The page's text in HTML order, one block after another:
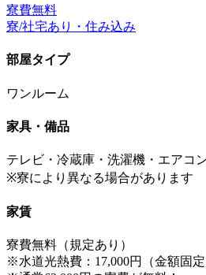
寮費無料
寮/社宅あり・住み込み
部屋タイプ
ワンルーム
家具・備品
テレビ・冷蔵庫・洗濯機・エアコ
※寮により異なる場合があります
家賃
寮費無料（規定あり）
※水道光熱費：17,000円（金額固定